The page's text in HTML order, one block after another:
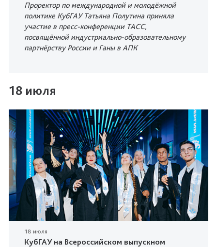
Проректор по международной и молодёжной
политике КубГАУ Татьяна Полутина приняла
участие в пресс-конференции ТАСС,
посвящённой индустриально-образовательному
партнёрству России и Ганы в АПК
18 июля
18 июля
КубГАУ на Всероссийском выпускном